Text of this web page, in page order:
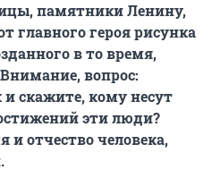
памятники Ленину,
главного героя рисунка
в то время,
вопрос:
скажите, кому несут
эти люди?
отчество человека,